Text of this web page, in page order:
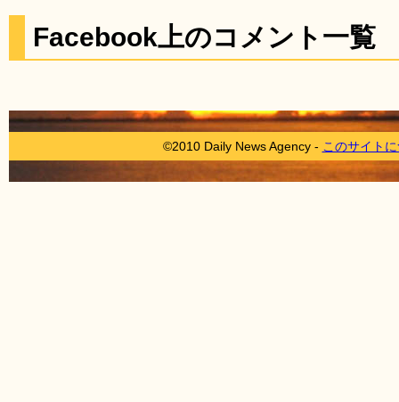
Facebook上のコメント一覧
©2010 Daily News Agency - このサイト